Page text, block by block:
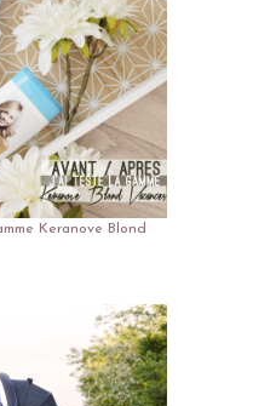
Keranove Blond